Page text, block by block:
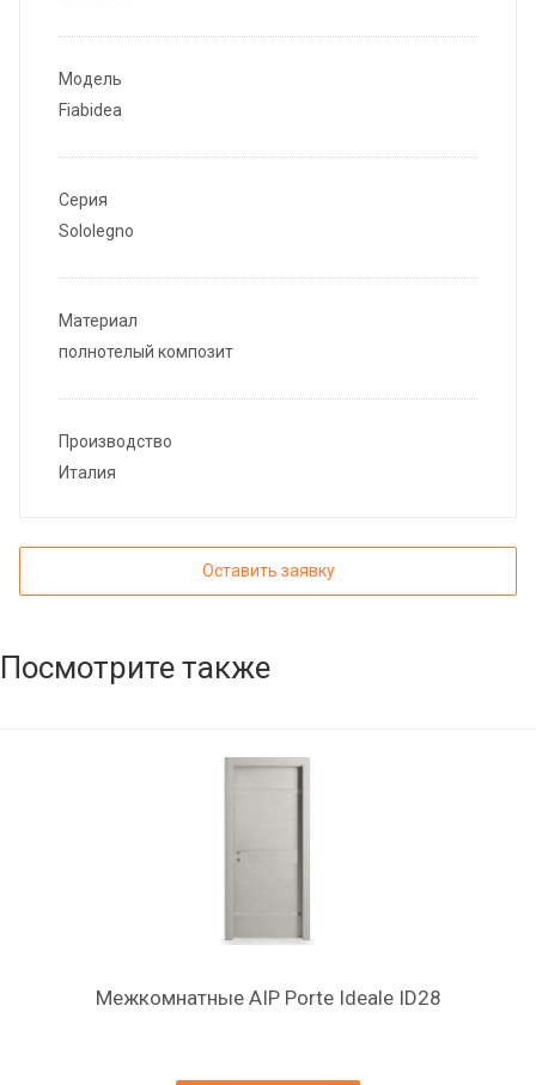
Модель
Fiabidea
Серия
Sololegno
Материал
полнотелый композит
Производство
Италия
Оставить заявку
Посмотрите также
Межкомнатные AIP Porte Ideale ID28